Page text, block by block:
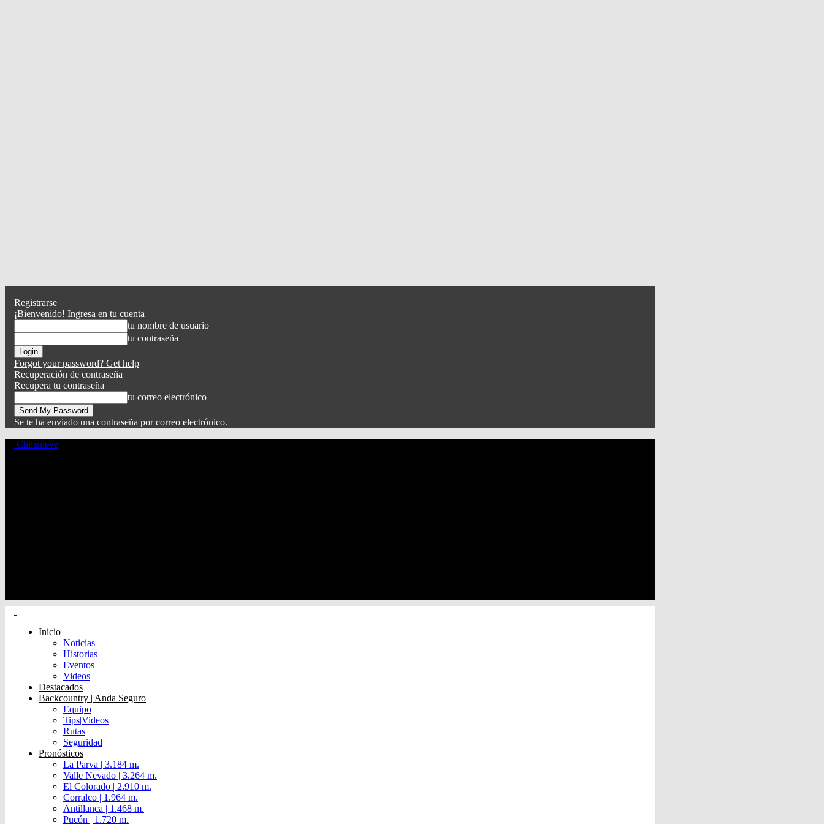
Registrarse
¡Bienvenido! Ingresa en tu cuenta
tu nombre de usuario
tu contraseña
Forgot your password? Get help
Recuperación de contraseña
Recupera tu contraseña
tu correo electrónico
Se te ha enviado una contraseña por correo electrónico.
Chilenieve
Inicio
Noticias
Historias
Eventos
Videos
Destacados
Backcountry | Anda Seguro
Equipo
Tips|Videos
Rutas
Seguridad
Pronósticos
La Parva | 3.184 m.
Valle Nevado | 3.264 m.
El Colorado | 2.910 m.
Corralco | 1.964 m.
Antillanca | 1.468 m.
Pucón | 1.720 m.